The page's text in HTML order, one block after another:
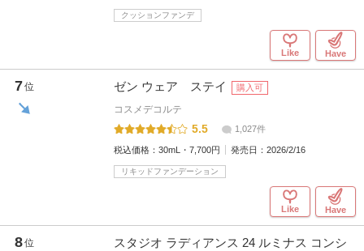
クッションファンデ
Like Have
7位 ゼン ウェア ステイ 購入可
コスメデコルテ
5.5 1,027件
税込価格： 30mL・7,700円 発売日： 2026/2/16
リキッドファンデーション
Like Have
8位
スタジオ ラディアンス 24 ルミナス コンシ